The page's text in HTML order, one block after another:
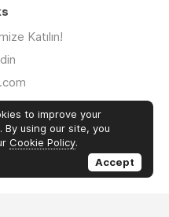
Katılın!
to improve your
By using our site, you
Cookie Policy.
Accept